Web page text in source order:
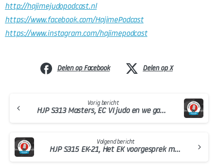
http://hajimejudopodcast.nl
https://www.facebook.com/HajimePodcast
https://www.instagram.com/hajimepodcast
Delen op Facebook Delen op X
Reading
Vorig bericht
HJP S313 Masters, EC VI judo en we gaan iets organiseren
Volgend bericht
HJP S315 EK-21, Het EK voorgesprek met Lieke Derks, Julie Beurskens en Chiel Willems